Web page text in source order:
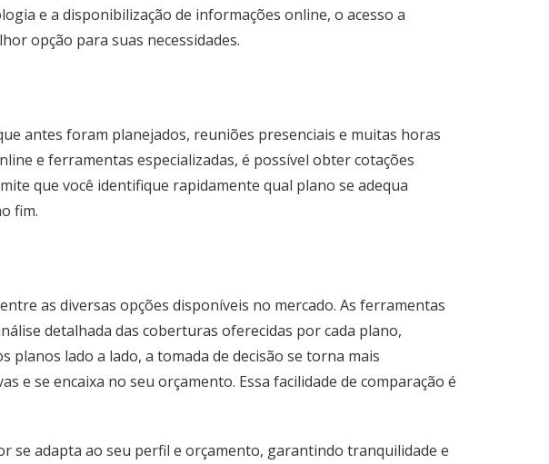
e a disponibilização de informações online, o acesso a
opção para suas necessidades.
antes foram planejados, reuniões presenciais e muitas horas
e ferramentas especializadas, é possível obter cotações
que você identifique rapidamente qual plano se adequa
fim.
as diversas opções disponíveis no mercado. As ferramentas
detalhada das coberturas oferecidas por cada plano,
planos lado a lado, a tomada de decisão se torna mais
e se encaixa no seu orçamento. Essa facilidade de comparação é
se adapta ao seu perfil e orçamento, garantindo tranquilidade e